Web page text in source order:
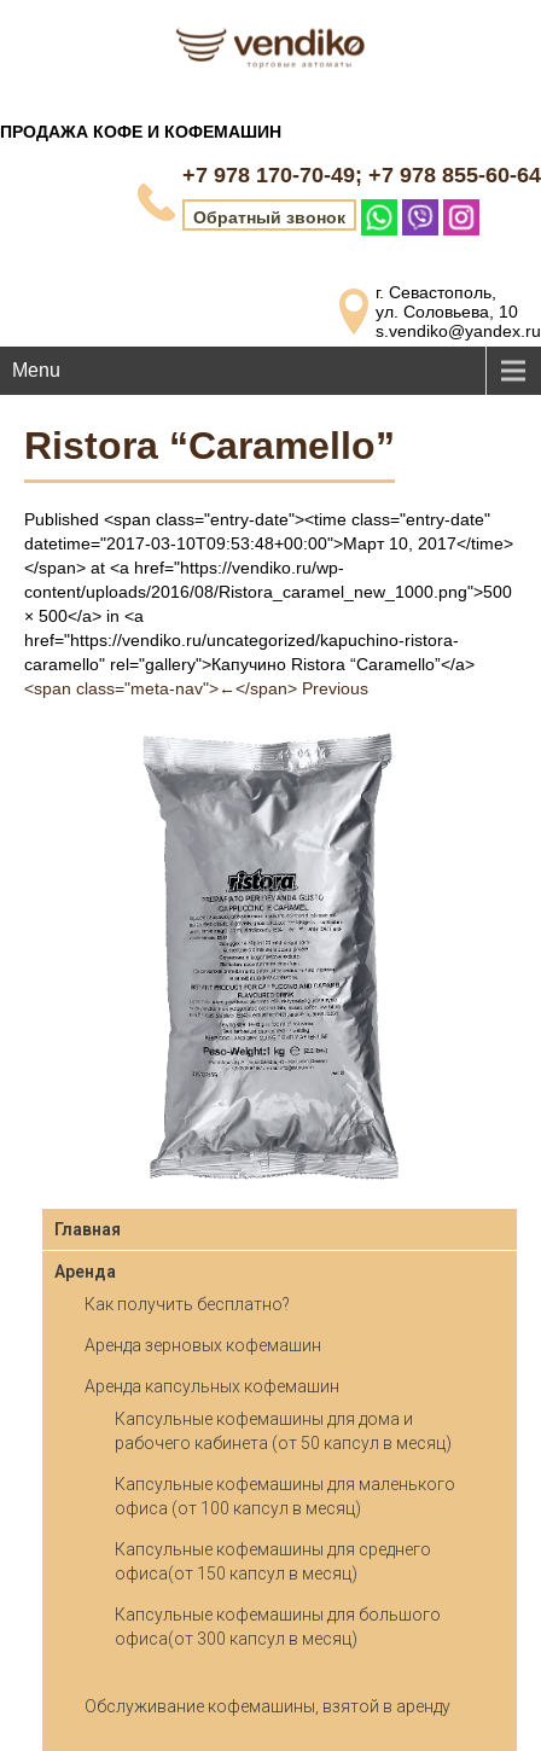
ПРОДАЖА КОФЕ И КОФЕМАШИН
+7 978 170-70-49; +7 978 855-60-64
Обратный звонок
г. Севастополь,
ул. Соловьева, 10
s.vendiko@yandex.ru
Menu
Ristora “Caramello”
Published <span class="entry-date"><time class="entry-date"
datetime="2017-03-10T09:53:48+00:00">Март 10, 2017</time>
</span> at <a href="https://vendiko.ru/wp-
content/uploads/2016/08/Ristora_caramel_new_1000.png">500
× 500</a> in <a
href="https://vendiko.ru/uncategorized/kapuchino-ristora-
caramello" rel="gallery">Капучино Ristora “Caramello”</a>
<span class="meta-nav">←</span> Previous
Главная
Аренда
Как получить бесплатно?
Аренда зерновых кофемашин
Аренда капсульных кофемашин
Капсульные кофемашины для дома и
рабочего кабинета (от 50 капсул в месяц)
Капсульные кофемашины для маленького
офиса (от 100 капсул в месяц)
Капсульные кофемашины для среднего
офиса(от 150 капсул в месяц)
Капсульные кофемашины для большого
офиса(от 300 капсул в месяц)
Обслуживание кофемашины, взятой в аренду